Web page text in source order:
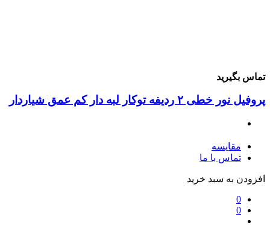
بگیرید
نور خطی ۲ ردیفه توکار لبه دار کم عمق شیاردار
مقایسه
تماس با ما
به سبد خرید
0
0